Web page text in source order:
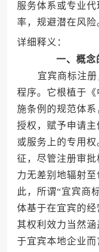
服务体系或专业
率，规避潜在风险
详细释义：
一、概念
宜宾商标注册
程序。它根植于
施条例的规范体
授权，赋予申请
或服务上的专用
征，尽管注册审
力无差别地辐射
此，所谓“宜宾商
体基于在宜宾的经
其权利效力当然
于宜宾本地企业